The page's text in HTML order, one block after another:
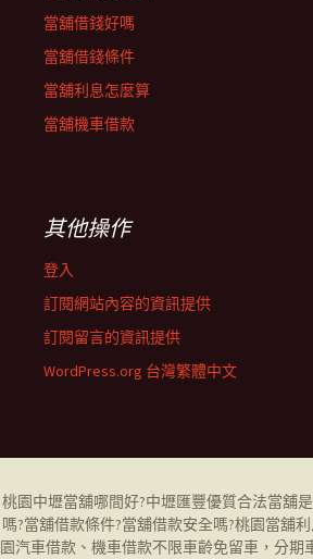
當舖借錢好嗎
當舖借錢條件
當舖利息怎麼算
當舖機車借款
其他操作
登入
訂閱網站內容的資訊提供
訂閱留言的資訊提供
WordPress.org 台灣繁體中文
桃園中壢當舖哪間好?中壢匯豐優質合法當舖
嗎?當舖借款條件?當舖借款安全嗎?桃園當舖
園汽車借款 、機車借款不限車齡免留車，分